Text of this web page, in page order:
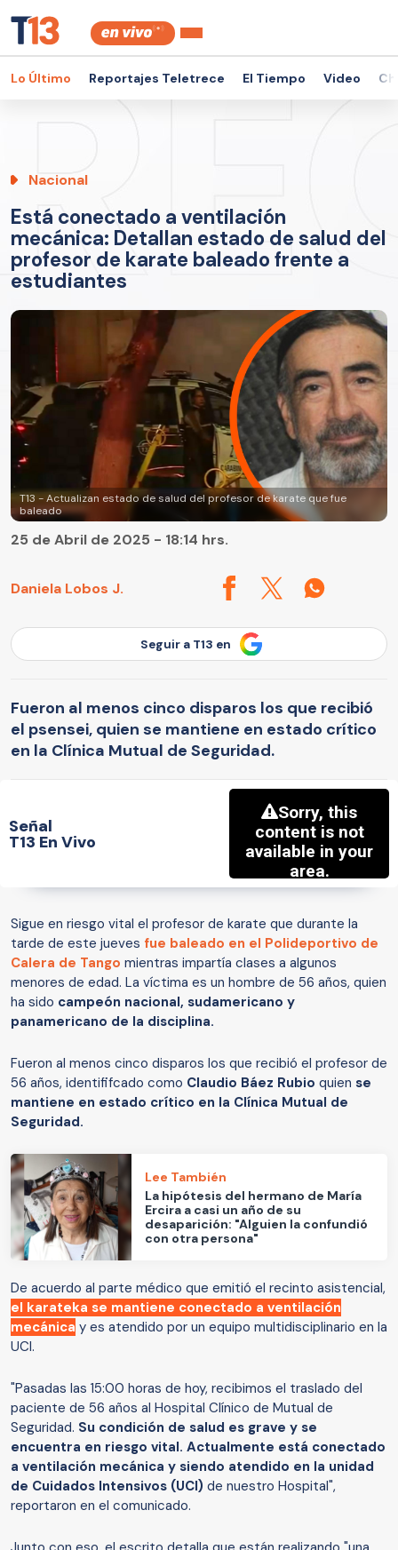
Lo Último Reportajes Teletrece El Tiempo Video
Nacional
Está conectado a ventilación
mecánica: Detallan estado de salud del
profesor de karate baleado frente a
estudiantes
T13 - Actualizan estado de salud del profesor de karate que fue
baleado
Daniela Lobos J.
25 de Abril de 2025 - 18:14 hrs.
Seguir a T13 en
Fueron al menos cinco disparos los que recibió
el psensei, quien se mantiene en estado crítico
en la Clínica Mutual de Seguridad.
Señal
T13 En Vivo
Sigue en riesgo vital el profesor de karate que durante la
tarde de este jueves fue baleado en el Polideportivo de
Calera de Tango mientras impartía clases a algunos
menores de edad. La víctima es un hombre de 56 años, quien
ha sido campeón nacional, sudamericano y
panamericano de la disciplina.
Fueron al menos cinco disparos los que recibió el profesor de
56 años, identififcado como Claudio Báez Rubio quien se
mantiene en estado crítico en la Clínica Mutual de
Seguridad.
Lee También
La hipótesis del hermano de María
Ercira a casi un año de su
desaparición: "Alguien la confundió
con otra persona"
De acuerdo al parte médico que emitió el recinto asistencial,
el karateka se mantiene conectado a ventilación
mecánica y es atendido por un equipo multidisciplinario en la
UCI.
"Pasadas las 15:00 horas de hoy, recibimos el traslado del
paciente de 56 años al Hospital Clínico de Mutual de
Seguridad. Su condición de salud es grave y se
encuentra en riesgo vital. Actualmente está conectado
a ventilación mecánica y siendo atendido en la unidad
de Cuidados Intensivos (UCI) de nuestro Hospital",
reportaron en el comunicado.